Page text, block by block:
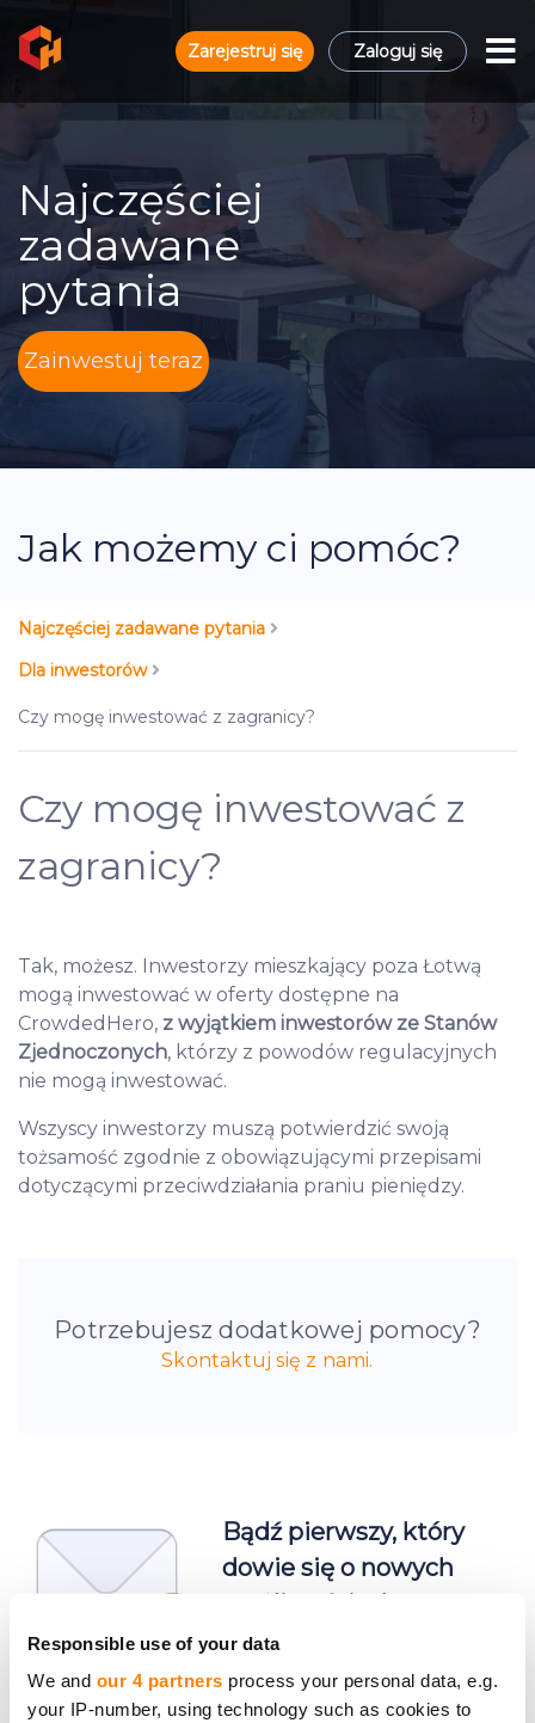
Responsible use of your data
We and our 4 partners process your personal data, e.g.
your IP-number, using technology such as cookies to
Zarejestruj się Zaloguj się
Najczęściej
zadawane
pytania
Zainwestuj teraz
Jak możemy ci pomóc?
Najczęściej zadawane pytania
Dla inwestorów
Czy mogę inwestować z zagranicy?
Czy mogę inwestować z
zagranicy?
Tak, możesz. Inwestorzy mieszkający poza Łotwą
mogą inwestować w oferty dostępne na
CrowdedHero, z wyjątkiem inwestorów ze Stanów
Zjednoczonych, którzy z powodów regulacyjnych
nie mogą inwestować.
Wszyscy inwestorzy muszą potwierdzić swoją
tożsamość zgodnie z obowiązującymi przepisami
dotyczącymi przeciwdziałania praniu pieniędzy.
Potrzebujesz dodatkowej pomocy?
Skontaktuj się z nami.
Bądź pierwszy, który
dowie się o nowych
możliwościach
inwestycyjnych.